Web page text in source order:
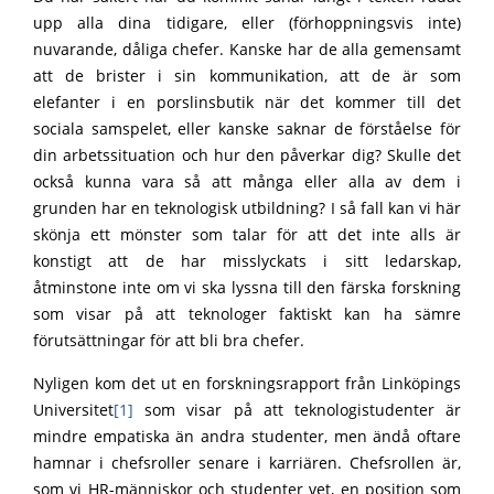
upp alla dina tidigare, eller (förhoppningsvis inte)
nuvarande, dåliga chefer. Kanske har de alla gemensamt
att de brister i sin kommunikation, att de är som
elefanter i en porslinsbutik när det kommer till det
sociala samspelet, eller kanske saknar de förståelse för
din arbetssituation och hur den påverkar dig? Skulle det
också kunna vara så att många eller alla av dem i
grunden har en teknologisk utbildning? I så fall kan vi här
skönja ett mönster som talar för att det inte alls är
konstigt att de har misslyckats i sitt ledarskap,
åtminstone inte om vi ska lyssna till den färska forskning
som visar på att teknologer faktiskt kan ha sämre
förutsättningar för att bli bra chefer.
Nyligen kom det ut en forskningsrapport från Linköpings
Universitet[1] som visar på att teknologistudenter är
mindre empatiska än andra studenter, men ändå oftare
hamnar i chefsroller senare i karriären. Chefsrollen är,
som vi HR-människor och studenter vet, en position som